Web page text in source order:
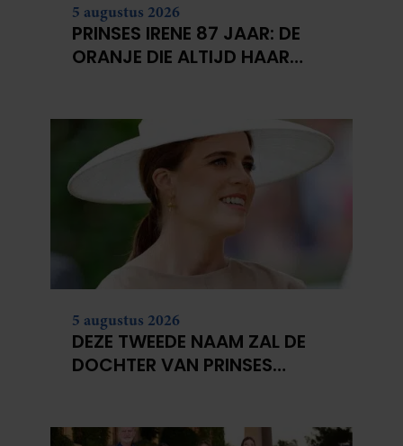
5 augustus 2026
PRINSES IRENE 87 JAAR: DE
ORANJE DIE ALTIJD HAAR
5 augustus 2026
DEZE TWEEDE NAAM ZAL DE
DOCHTER VAN PRINSES